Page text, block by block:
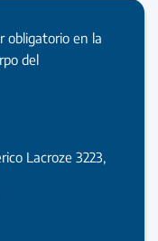
obligatorio en la
del
Lacroze 3223,